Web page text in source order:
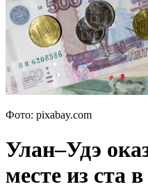
Фото: pixabay.com
Улан–Удэ
месте из ста